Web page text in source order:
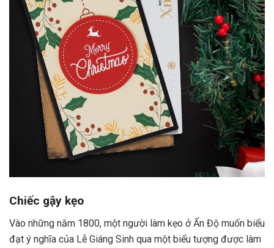
Chiếc gậy kẹo
Vào những năm 1800, một người làm kẹo ở Ấn Độ muốn biểu
đạt ý nghĩa của Lễ Giáng Sinh qua một biểu tượng được làm